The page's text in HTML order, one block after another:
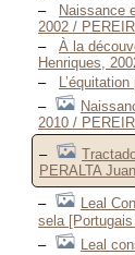
Naissance
2002 /
À la
Henriques,
2010 /
PERALTA
Leal
sela
Leal